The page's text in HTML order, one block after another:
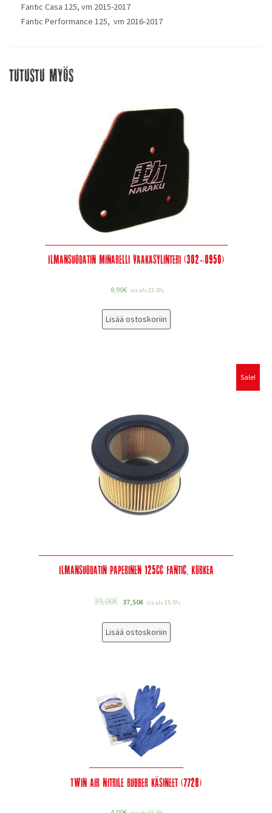
Fantic Casa 125, vm 2015-2017
Fantic Performance 125, vm 2016-2017
Tutustu myös
Ilmansuodatin Minarelli vaakasylinteri (302-0950)
8,90€ sis alv 25.5%
Lisää ostoskoriin
Sale!
Ilmansuodatin paperinen 125cc Fantic, Korkea
39,00€ 37,50€ sis alv 25.5%
Lisää ostoskoriin
Twin Air Nitrile Rubber käsineet (7728)